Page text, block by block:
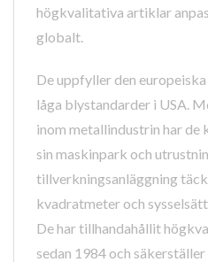
högkvalitativa artiklar
globalt.
De uppfyller den
låga blystandarder i USA.
inom metallindustrin har
sin maskinpark och
tillverkningsanläggning
kvadratmeter och
De har tillhandahållit
sedan 1984 och